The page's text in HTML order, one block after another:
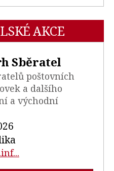
AKCE
Sběratel
poštovních
a dalšího
a východní